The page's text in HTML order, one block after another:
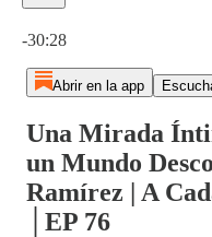
-30:28
Abrir en la app
Una Mirada
un Mundo
Ramírez | A
│EP 76